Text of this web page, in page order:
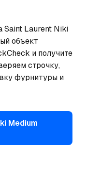
Saint Laurent Niki
объект
и получите
строчку,
фурнитуры и
Medium